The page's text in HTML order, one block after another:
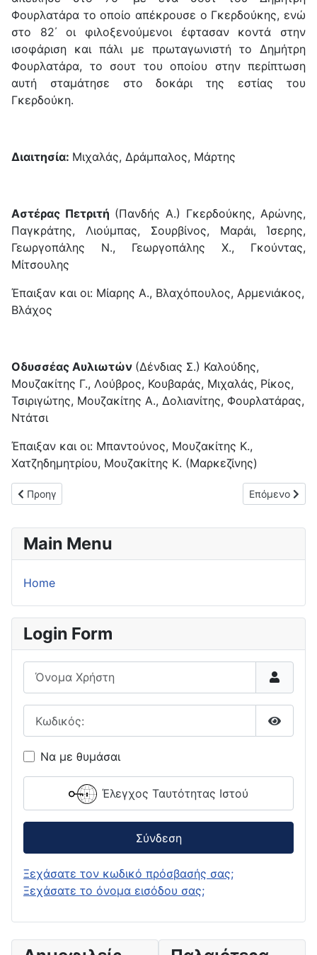
Φουρλατάρα το οποίο απέκρουσε ο Γκερδούκης, ενώ
στο 82΄ οι φιλοξενούμενοι έφτασαν κοντά στην
ισοφάριση και πάλι με πρωταγωνιστή το Δημήτρη
Φουρλατάρα, το σουτ του οποίου στην περίπτωση
αυτή σταμάτησε στο δοκάρι της εστίας του
Γκερδούκη.
Διαιτησία: Μιχαλάς, Δράμπαλος, Μάρτης
Αστέρας Πετριτή (Πανδής Α.) Γκερδούκης, Αρώνης,
Παγκράτης, Λιούμπας, Σουρβίνος, Μαράι, Ίσερης,
Γεωργοπάλης Ν., Γεωργοπάλης Χ., Γκούντας,
Μίτσουλης
Έπαιξαν και οι: Μίαρης Α., Βλαχόπουλος, Αρμενιάκος,
Βλάχος
Οδυσσέας Αυλιωτών (Δένδιας Σ.) Καλούδης,
Μουζακίτης Γ., Λούβρος, Κουβαράς, Μιχαλάς, Ρίκος,
Τσιριγώτης, Μουζακίτης Α., Δολιανίτης, Φουρλατάρας,
Ντάτσι
Έπαιξαν και οι: Μπαντούνος, Μουζακίτης Κ.,
Χατζηδημητρίου, Μουζακίτης Κ. (Μαρκεζίνης)
Προηγούμενο άρθρο: Νίκη με ανατροπή για τον Αχιλλέα
Προηγ Επόμενο
Επόμενο
Main Menu
Home
Login Form
Όνομα Χρήστη
Να με θυμάσαι
Έλεγχος Ταυτότητας Ιστού
Σύνδεση
Ξεχάσατε τον κωδικό πρόσβασής σας;
Ξεχάσατε το όνομα εισόδου σας;